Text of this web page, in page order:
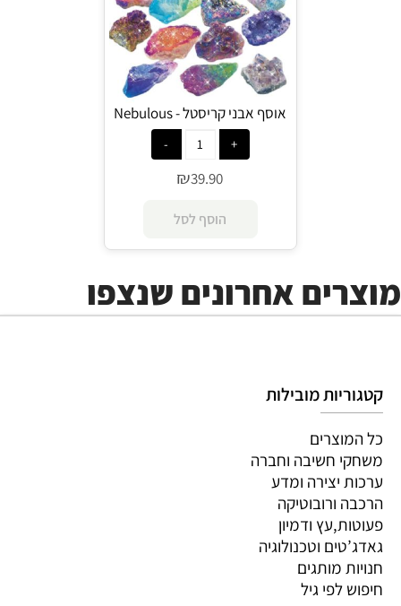
אוסף אבני קריסטל - Nebulous
₪39.90
הוסף לסל
מוצרים אחרונים שנצפו
קטגוריות מובילות
כל המוצרים
משחקי חשיבה וחברה
ערכות יצירה ומדע
הרכבה ורובוטיקה
פעוטות,עץ ודמיון
גאדג’טים וטכנולוגיה
חנויות מותגים
חיפוש לפי גיל